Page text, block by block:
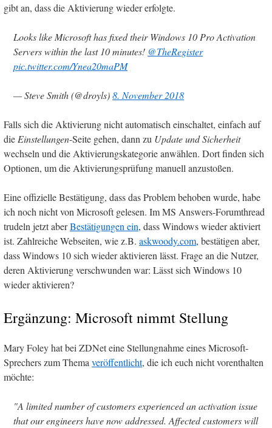
gibt an, dass die Aktivierung wieder erfolgte.
Looks like Microsoft has fixed their Windows 10 Pro Activation
Servers within the last 10 minutes! @TheRegister
pic.twitter.com/Ynea20maPM
— Steve Smith (@droyls)8. November 2018
Falls sich die Aktivierung nicht automatisch einschaltet, einfach auf
die Einstellungen-Seite gehen, dann zu Update und Sicherheit
wechseln und die Aktivierungskategorie anwählen. Dort finden sich
Optionen, um die Aktivierungsprüfung manuell anzustoßen.
Eine offizielle Bestätigung, dass das Problem behoben wurde, habe
ich noch nicht von Microsoft gelesen. Im MS Answers-Forumthread
trudeln jetzt aberBestätigungen ein, dass Windows wieder aktiviert
ist. Zahlreiche Webseiten, wie z.B. askwoody.com, bestätigen aber,
dass Windows 10 sich wieder aktivieren lässt. Frage an die Nutzer,
deren Aktivierung verschwunden war: Lässt sich Windows 10
wieder aktivieren?
Ergänzung: Microsoft nimmt Stellung
Mary Foley hat bei ZDNet eine Stellungnahme eines Microsoft-
Sprechers zum Thema veröffentlicht, die ich euch nicht vorenthalten
möchte:
"A limited number of customers experienced an activation issue
that our engineers have now addressed. Affected customers will